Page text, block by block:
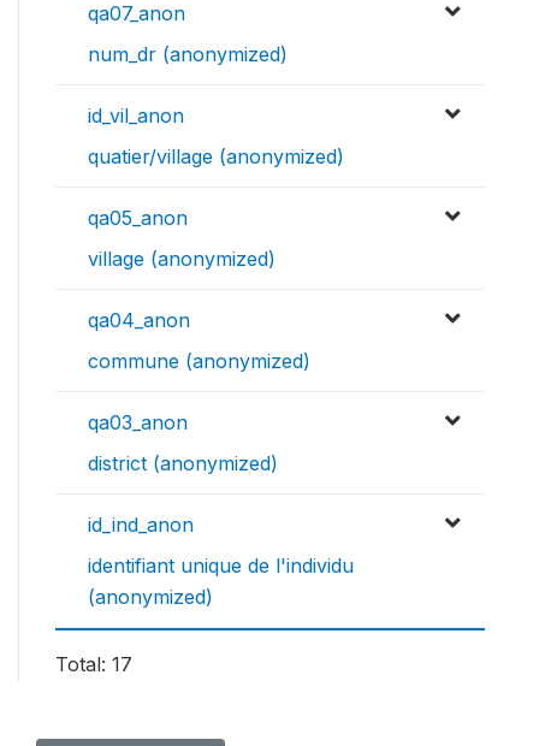
qa07_anon
num_dr (anonymized)
id_vil_anon
quatier/village (anonymized)
qa05_anon
village (anonymized)
qa04_anon
commune (anonymized)
qa03_anon
district (anonymized)
id_ind_anon
identifiant unique de l'individu
(anonymized)
Total: 17